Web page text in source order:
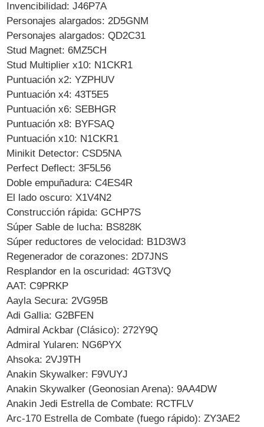
Invencibilidad: J46P7A
Personajes alargados: 2D5GNM
Personajes alargados: QD2C31
Stud Magnet: 6MZ5CH
Stud Multiplier x10: N1CKR1
Puntuación x2: YZPHUV
Puntuación x4: 43T5E5
Puntuación x6: SEBHGR
Puntuación x8: BYFSAQ
Puntuación x10: N1CKR1
Minikit Detector: CSD5NA
Perfect Deflect: 3F5L56
Doble empuñadura: C4ES4R
El lado oscuro: X1V4N2
Construcción rápida: GCHP7S
Súper Sable de lucha: BS828K
Súper reductores de velocidad: B1D3W3
Regenerador de corazones: 2D7JNS
Resplandor en la oscuridad: 4GT3VQ
AAT: C9PRKP
Aayla Secura: 2VG95B
Adi Gallia: G2BFEN
Admiral Ackbar (Clásico): 272Y9Q
Admiral Yularen: NG6PYX
Ahsoka: 2VJ9TH
Anakin Skywalker: F9VUYJ
Anakin Skywalker (Geonosian Arena): 9AA4DW
Anakin Jedi Estrella de Combate: RCTFLV
Arc-170 Estrella de Combate (fuego rápido): ZY3AE2